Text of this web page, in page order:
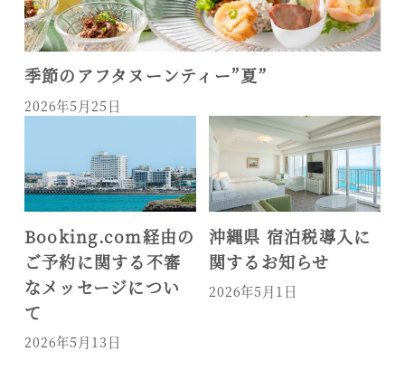
季節のアフタヌーンティー”夏”
2026年5月25日
Booking.com経由の
ご予約に関する不審
なメッセージについ
2026年5月13日
沖縄県 宿泊税導入に
関するお知らせ
2026年5月1日